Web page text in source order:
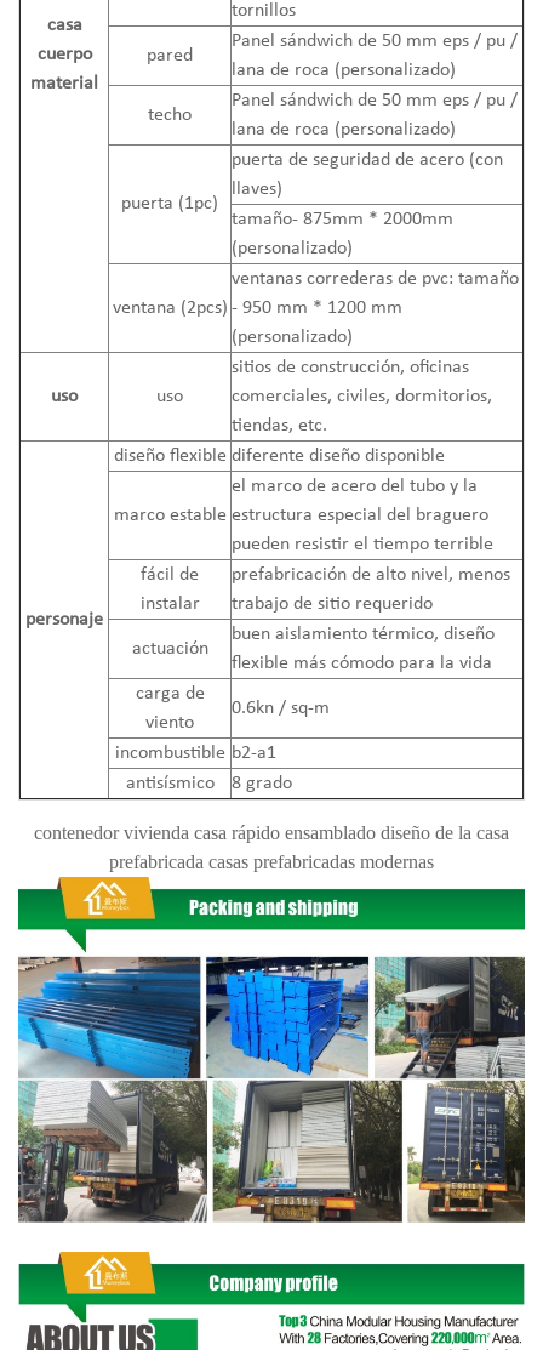
casa
cuerpo
material
tornillos
pared
Panel sándwich de 50 mm eps / pu /
lana de roca (personalizado)
techo
Panel sándwich de 50 mm eps / pu /
lana de roca (personalizado)
puerta (1pc)
puerta de seguridad de acero (con
llaves)
tamaño- 875mm * 2000mm
(personalizado)
ventana (2pcs)
ventanas correderas de pvc: tamaño
- 950 mm * 1200 mm
(personalizado)
uso uso
sitios de construcción, oficinas
comerciales, civiles, dormitorios,
tiendas, etc.
personaje
diseño flexible diferente diseño disponible
marco estable
el marco de acero del tubo y la
estructura especial del braguero
pueden resistir el tiempo terrible
fácil de
instalar
prefabricación de alto nivel, menos
trabajo de sitio requerido
actuación
buen aislamiento térmico, diseño
flexible más cómodo para la vida
carga de
viento
0.6kn / sq-m
incombustible b2-a1
antisísmico
8 grado
contenedor vivienda casa rápido ensamblado diseño de la casa
prefabricada casas prefabricadas modernas